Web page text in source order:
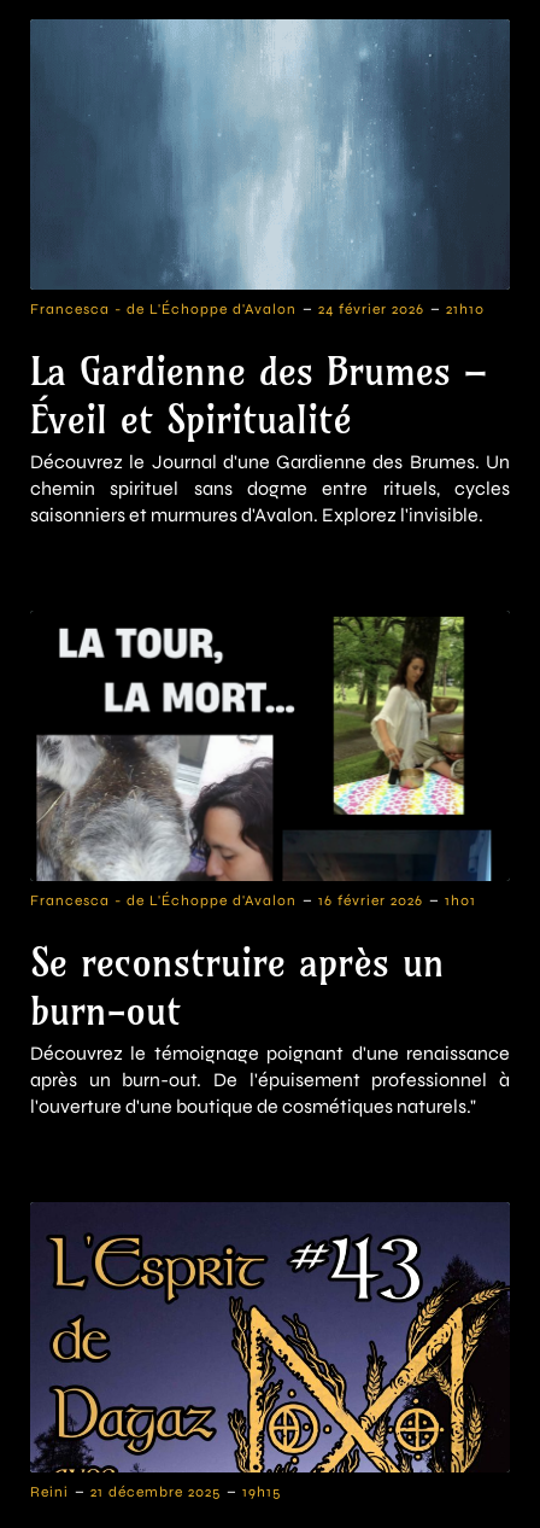
Francesca - de L'Échoppe d'Avalon - 24 février 2026 - 21h10
La Gardienne des Brumes –
Éveil et Spiritualité
Découvrez le Journal d'une Gardienne des Brumes. Un
chemin spirituel sans dogme entre rituels, cycles
saisonniers et murmures d'Avalon. Explorez l'invisible.
Francesca - de L'Échoppe d'Avalon - 16 février 2026 - 1h01
Se reconstruire après un
burn-out
Découvrez le témoignage poignant d'une renaissance
après un burn-out. De l'épuisement professionnel à
l'ouverture d'une boutique de cosmétiques naturels."
Reini - 21 décembre 2025 - 19h15